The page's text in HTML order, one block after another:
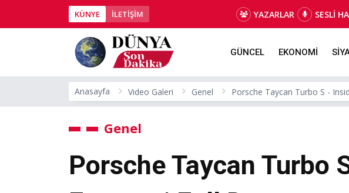
KÜNYE İLETİŞİM YAZARLAR SESLİ
GÜNCEL EKONOMİ
Anasayfa Video Galeri Genel Porsche Taycan Turbo S -
Genel
Porsche Taycan Turbo